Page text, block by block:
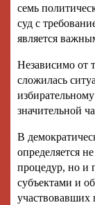
семь
суд с
является
Независимо от
сложилась
значительной
В
определяется
процедур, но и
субъектами и
участвовавших